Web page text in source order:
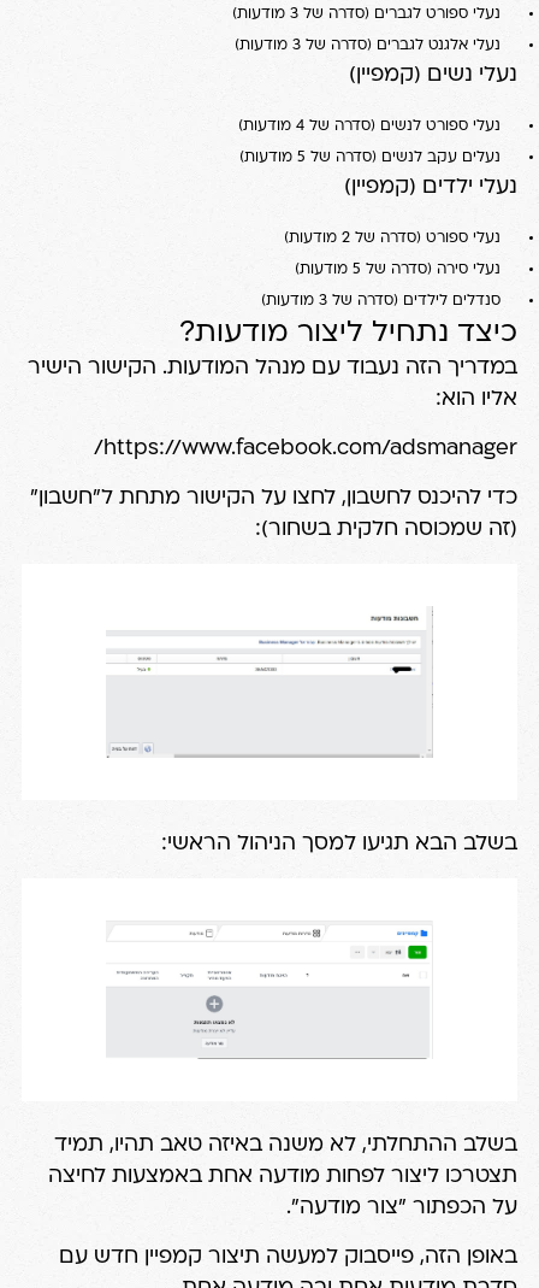
נעלי ספורט לגברים (סדרה של 3 מודעות)
נעלי אלגנט לגברים (סדרה של 3 מודעות)
נעלי נשים (קמפיין)
נעלי ספורט לנשים (סדרה של 4 מודעות)
נעלים עקב לנשים (סדרה של 5 מודעות)
נעלי ילדים (קמפיין)
נעלי ספורט (סדרה של 2 מודעות)
נעלי סירה (סדרה של 5 מודעות)
סנדלים לילדים (סדרה של 3 מודעות)
כיצד נתחיל ליצור מודעות?
במדריך הזה נעבוד עם מנהל המודעות. הקישור הישיר
אליו הוא:
https://www.facebook.com/adsmanager/
כדי להיכנס לחשבון, לחצו על הקישור מתחת ל"חשבון"
(זה שמכוסה חלקית בשחור):
בשלב הבא תגיעו למסך הניהול הראשי:
בשלב ההתחלתי, לא משנה באיזה טאב תהיו, תמיד
תצטרכו ליצור לפחות מודעה אחת באמצעות לחיצה
על הכפתור "צור מודעה".
באופן הזה, פייסבוק למעשה תיצור קמפיין חדש עם